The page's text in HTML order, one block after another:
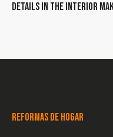
DETAILS IN THE INTERIOR
REFORMAS DE HOGAR